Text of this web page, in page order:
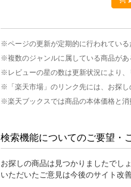
※ページの更新が定期的に行われてい
※複数のジャンルに属している商品が
※レビューの星の数は更新状況により
※「楽天市場」のリンク先には、お探
※楽天ブックスでは商品の本体価格と
検索機能についてのご要望・
お探しの商品は見つかりましたでし
いただいたご意見は今後のサイト改